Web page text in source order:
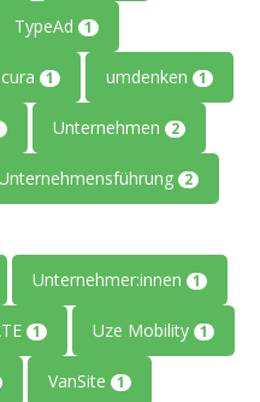
TypeAd 1
1 umdenken 1
Unternehmen 2
2
Unternehmer:innen 1
1 Uze Mobility 1
VanSite 1